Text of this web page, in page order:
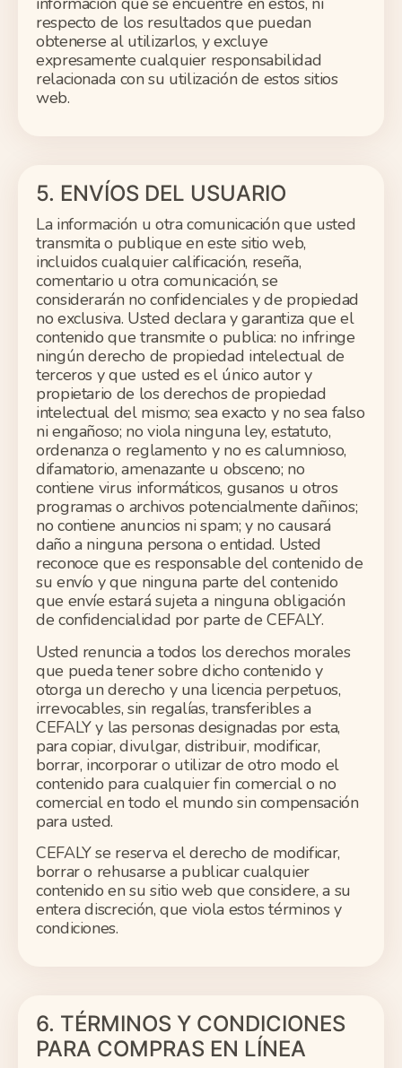
respecto de los resultados que puedan
obtenerse al utilizarlos, y excluye
expresamente cualquier responsabilidad
relacionada con su utilización de estos sitios
web.
5. ENVÍOS DEL USUARIO
La información u otra comunicación que usted
transmita o publique en este sitio web,
incluidos cualquier calificación, reseña,
comentario u otra comunicación, se
considerarán no confidenciales y de propiedad
no exclusiva. Usted declara y garantiza que el
contenido que transmite o publica: no infringe
ningún derecho de propiedad intelectual de
terceros y que usted es el único autor y
propietario de los derechos de propiedad
intelectual del mismo; sea exacto y no sea falso
ni engañoso; no viola ninguna ley, estatuto,
ordenanza o reglamento y no es calumnioso,
difamatorio, amenazante u obsceno; no
contiene virus informáticos, gusanos u otros
programas o archivos potencialmente dañinos;
no contiene anuncios ni spam; y no causará
daño a ninguna persona o entidad. Usted
reconoce que es responsable del contenido de
su envío y que ninguna parte del contenido
que envíe estará sujeta a ninguna obligación
de confidencialidad por parte de CEFALY.
Usted renuncia a todos los derechos morales
que pueda tener sobre dicho contenido y
otorga un derecho y una licencia perpetuos,
irrevocables, sin regalías, transferibles a
CEFALY y las personas designadas por esta,
para copiar, divulgar, distribuir, modificar,
borrar, incorporar o utilizar de otro modo el
contenido para cualquier fin comercial o no
comercial en todo el mundo sin compensación
para usted.
CEFALY se reserva el derecho de modificar,
borrar o rehusarse a publicar cualquier
contenido en su sitio web que considere, a su
entera discreción, que viola estos términos y
condiciones.
6. TÉRMINOS Y CONDICIONES
PARA COMPRAS EN LÍNEA